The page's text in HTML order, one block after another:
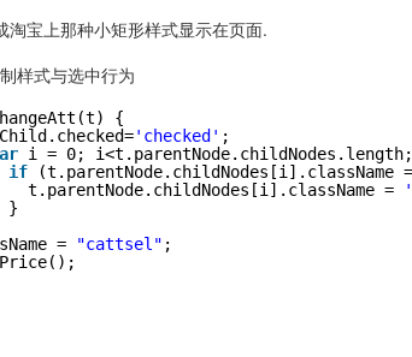
淘宝上那种小矩形样式显示在页面.
样式与选中行为
{
'checked' ;
i = 0;
if
(t.parentNode.childNodes[i].className
t.parentNode.childNodes[i].className =
}
=
"cattsel" ;